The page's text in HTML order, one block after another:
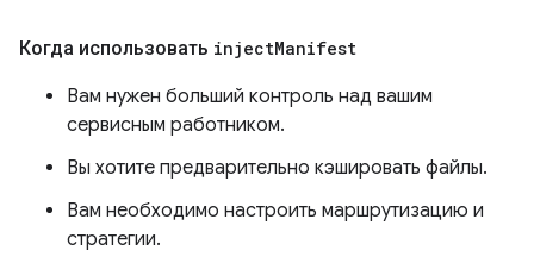
Когда использовать injectManifest
Вам нужен больший контроль над вашим
сервисным работником.
Вы хотите предварительно кэшировать файлы.
Вам необходимо настроить маршрутизацию и
стратегии.